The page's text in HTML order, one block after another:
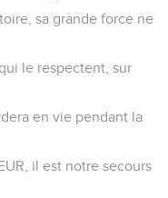
sa grande force ne
le respectent, sur
en vie pendant la
il est notre secours